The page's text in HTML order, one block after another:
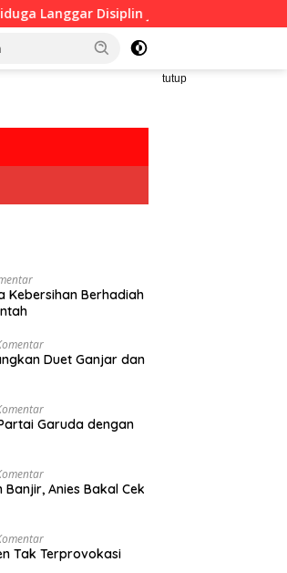
Jam Kerja
tutup
Kebersihan Berhadiah
Duet Ganjar dan
Garuda dengan
Banjir, Anies Bakal Cek
Tak Terprovokasi